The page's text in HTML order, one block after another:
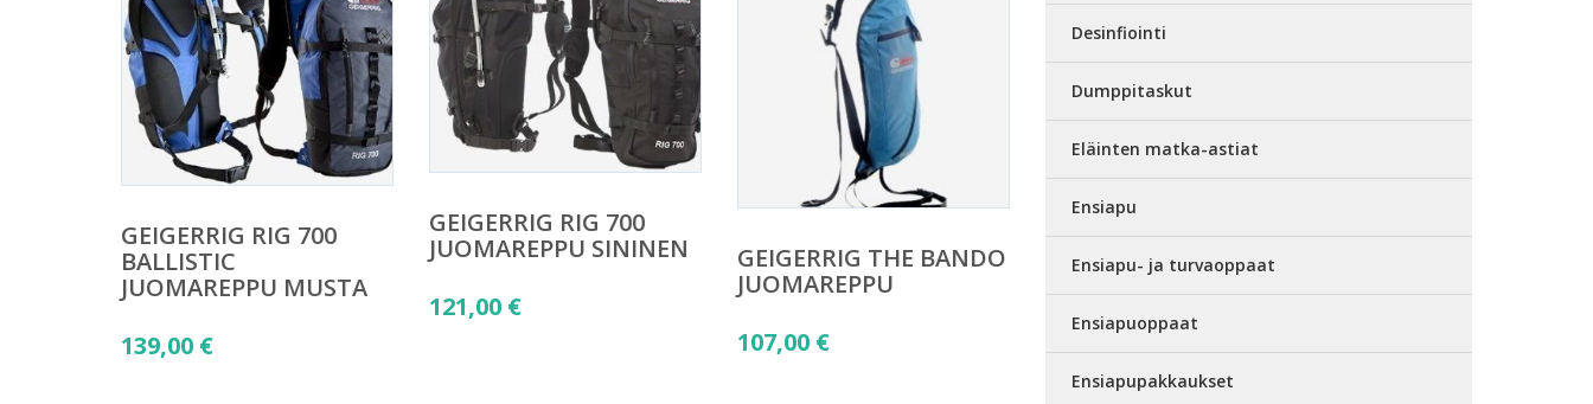
GEIGERRIG RIG 700
BALLISTIC
JUOMAREPPU MUSTA
139,00 €
GEIGERRIG RIG 700
JUOMAREPPU SININEN
121,00 €
GEIGERRIG THE BANDO
JUOMAREPPU
107,00 €
Desinfiointi
Dumppitaskut
Eläinten matka-astiat
Ensiapu
Ensiapu- ja turvaoppaat
Ensiapuoppaat
Ensiapupakkaukset